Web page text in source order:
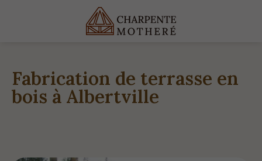
Fabrication de terrasse en
bois à Albertville